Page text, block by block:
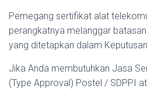
Pemegang sertifikat alat
perangkatnya melanggar
yang ditetapkan dalam
Jika Anda membutuhkan Jasa
(Type Approval) Postel / SDPPI